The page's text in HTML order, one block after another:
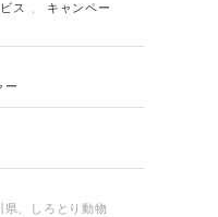
ス
キャンペー
ー
県、しろとり動物